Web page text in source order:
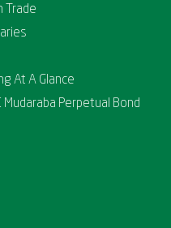
Trade
At A Glance
Mudaraba Perpetual Bond